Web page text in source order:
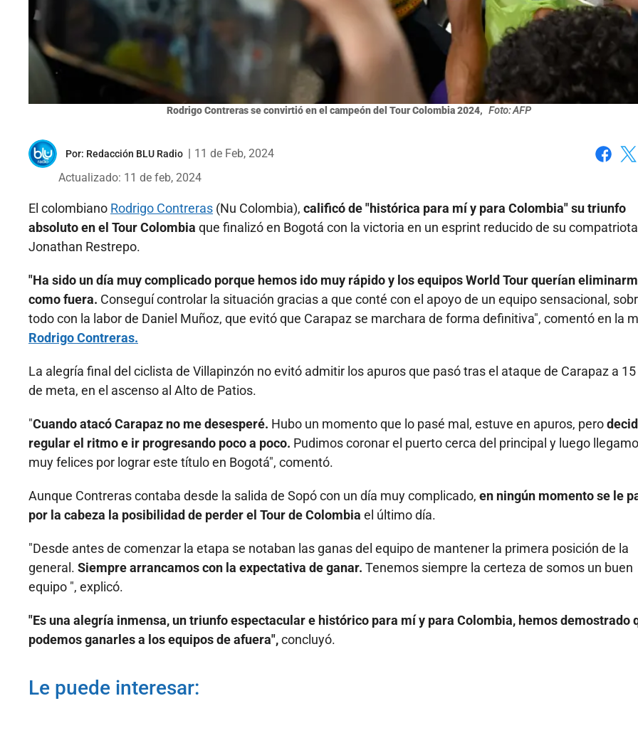
Rodrigo Contreras se convirtió en el campeón del Tour Colombia 2024, Foto: AFP
Por: Redacción BLU Radio
11 de Feb, 2024
Actualizado: 11 de feb, 2024
El colombiano Rodrigo Contreras (Nu Colombia), calificó de "histórica para mí y para Colombia" su triunfo
absoluto en el Tour Colombia que finalizó en Bogotá con la victoria en un esprint reducido de su compatriota
Jonathan Restrepo.
"Ha sido un día muy complicado porque hemos ido muy rápido y los equipos World Tour querían
como fuera. Conseguí controlar la situación gracias a que conté con el apoyo de un equipo sensacional,
todo con la labor de Daniel Muñoz, que evitó que Carapaz se marchara de forma definitiva", comentó en la
Rodrigo Contreras.
La alegría final del ciclista de Villapinzón no evitó admitir los apuros que pasó tras el ataque de Carapaz a
de meta, en el ascenso al Alto de Patios.
"Cuando atacó Carapaz no me desesperé. Hubo un momento que lo pasé mal, estuve en apuros, pero
regular el ritmo e ir progresando poco a poco. Pudimos coronar el puerto cerca del principal y luego
muy felices por lograr este título en Bogotá", comentó.
Aunque Contreras contaba desde la salida de Sopó con un día muy complicado, en ningún momento se le
por la cabeza la posibilidad de perder el Tour de Colombia el último día.
"Desde antes de comenzar la etapa se notaban las ganas del equipo de mantener la primera posición de la
general. Siempre arrancamos con la expectativa de ganar. Tenemos siempre la certeza de somos un buen
equipo ", explicó.
"Es una alegría inmensa, un triunfo espectacular e histórico para mí y para Colombia, hemos demostrado
podemos ganarles a los equipos de afuera",concluyó.
Le puede interesar: